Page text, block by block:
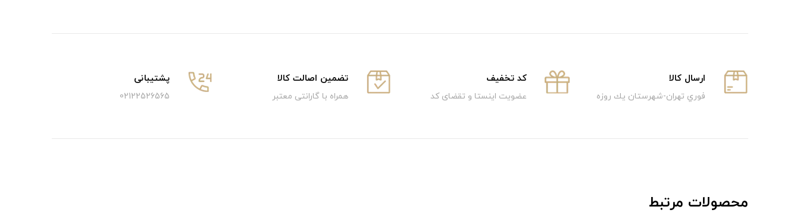
ارسال كالا
فوري تهران-شهرستان يك روزه
كد تخفيف
عضویت اینستا و تقضای کد
تضمین اصالت کالا
همراه با گارانتی معتبر
پشتیبانی
02122526565
محصولات مرتبط